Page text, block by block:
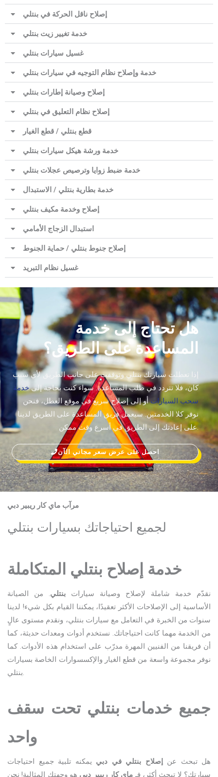
إصلاح ناقل الحركة في بنتلي
خدمة تغيير زيت بنتلي
غسيل سيارات بنتلي
خدمة وإصلاح نظام التوجيه في سيارات بنتلي
إصلاح وصيانة إطارات بنتلي
إصلاح نظام التعليق في بنتلي
قطع بنتلي / قطع الغيار
خدمة ورشة هيكل سيارات بنتلي
خدمة ضبط زوايا وترصيص عجلات بنتلي
خدمة بطارية بنتلي / الاستبدال
إصلاح وخدمة مكيف بنتلي
استبدال الزجاج الأمامي
إصلاح جنوط بنتلي / حماية الجنوط
غسيل نظام التبريد
هل تحتاج إلى خدمة
المساعدة على الطريق؟
إذا تعطلت سيارتك بنتلي وتوقفت على جانب الطريق لأي سبب
كان، فلا تتردد في طلب المساعدة. سواء كنت بحاجة إلىخدمة
سحب السياراتأو إلى إصلاح سريع في موقع العطل، فنحن
نوفر كلا الخدمتين. سيعمل فريق المساعدة على الطريق لدينا
على إعادتك إلى الطريق في أسرع وقت ممكن.
احصل على عرض سعر مجاني الآن
مرآب ماي كار ريبير دبي
لجميع احتياجاتك بسيارات بنتلي
خدمة إصلاح بنتلي المتكاملة
نقدّم خدمة شاملة لإصلاح وصيانة سيارات بنتلي. من الصيانة
الأساسية إلى الإصلاحات الأكثر تعقيدًا، يمكننا القيام بكل شيء! لدينا
سنوات من الخبرة في التعامل مع سيارات بنتلي، ونقدم مستوى عالٍ
من الخدمة مهما كانت احتياجاتك. نستخدم أدوات ومعدات حديثة، كما
أن فريقنا من الفنيين المهرة مدرّب على استخدام هذه الأدوات. كما
نوفر مجموعة واسعة من قطع الغيار والإكسسوارات الخاصة بسيارات
بنتلي.
جميع خدمات بنتلي تحت سقف
واحد
هل تبحث عنإصلاح بنتلي في دبي يمكنه تلبية جميع احتياجات
سيارتك؟ لا تبحث أكثر، فـ ماي كار ريبير دبي هو وجهتك المثالية! نحن